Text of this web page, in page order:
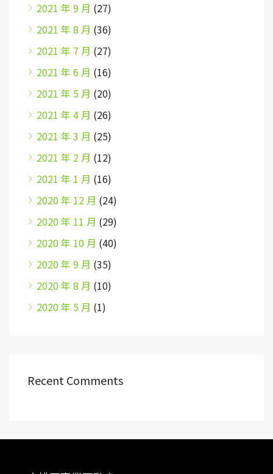
2021 年 9 月 (27)
2021 年 8 月 (36)
2021 年 7 月 (27)
2021 年 6 月 (16)
2021 年 5 月 (20)
2021 年 4 月 (26)
2021 年 3 月 (25)
2021 年 2 月 (12)
2021 年 1 月 (16)
2020 年 12 月 (24)
2020 年 11 月 (29)
2020 年 10 月 (40)
2020 年 9 月 (35)
2020 年 8 月 (10)
2020 年 5 月 (1)
Recent Comments